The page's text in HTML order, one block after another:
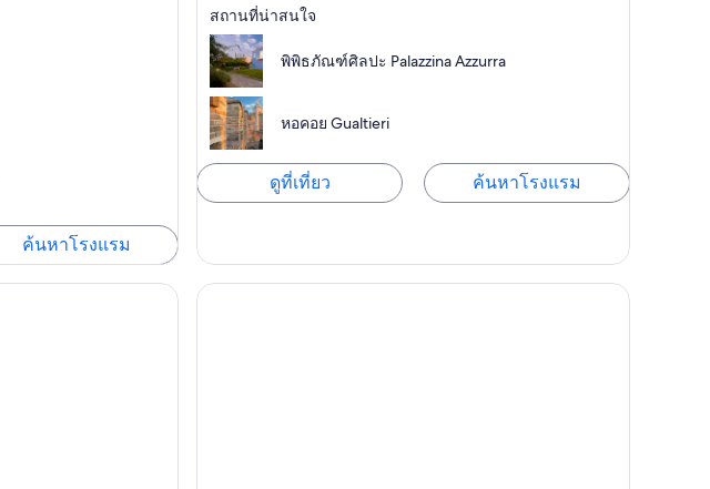
ค้นหาโรงแรม
สถานที่น่าสนใจ
พิพิธภัณฑ์ศิลปะ Palazzina Azzurra
หอคอย Gualtieri
ดูที่เที่ยว ค้นหาโรงแรม